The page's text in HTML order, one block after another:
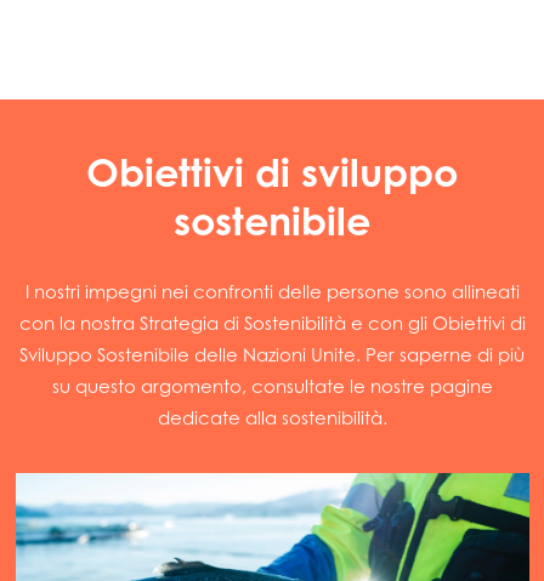
Obiettivi di sviluppo
sostenibile
I nostri impegni nei confronti delle persone sono allineati
con la nostra Strategia di Sostenibilità e con gli Obiettivi di
Sviluppo Sostenibile delle Nazioni Unite. Per saperne di più
su questo argomento, consultate le nostre pagine
dedicate alla sostenibilità.